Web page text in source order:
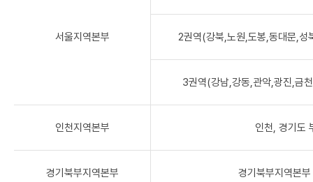
서울지역본부 2권역(강북,노원,도봉,동대문,성
3권역(강남,강동,관악,광진,금
인천지역본부 인천, 경기도
경기북부지역본부 경기북부지역본